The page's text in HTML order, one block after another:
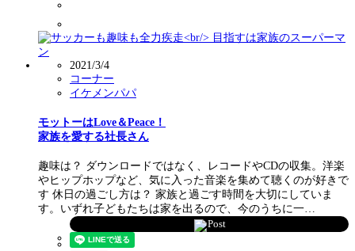
2021/3/4
コーナー
イケメンパパ
モットーはLove＆Peace！
家族を愛する社長さん
趣味は？ ダウンロードではなく、レコードやCDの収集。洋楽
やヒップホップなど、気に入った音楽を集めて聴くのが好きで
す 休日の過ごし方は？ 家族と過ごす時間を大切にしていま
す。いずれ子どもたちは家を出るので、今のうちに一…
Post